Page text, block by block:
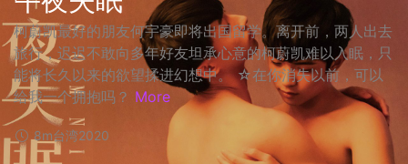
柯蔚凯最好的朋友何宇豪即将出国留学。离开前，两人出去
旅行，迟迟不敢向多年好友坦承心意的柯蔚凯难以入眠，只
能将长久以来的欲望揉进幻想中。 ☆在你消失以前，可以
给我一个拥抱吗？ More
8m台湾2020